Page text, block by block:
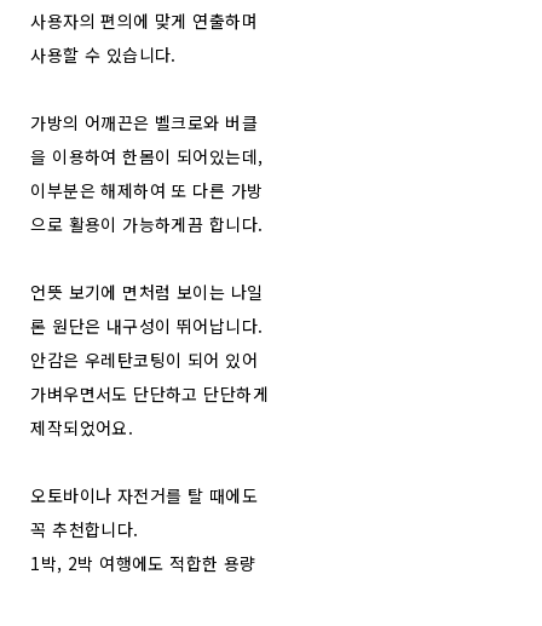
사용자의 편의에 맞게 연출하며
사용할 수 있습니다.
가방의 어깨끈은 벨크로와 버클
을 이용하여 한몸이 되어있는데,
이부분은 해제하여 또 다른 가방
으로 활용이 가능하게끔 합니다.
언뜻 보기에 면처럼 보이는 나일
론 원단은 내구성이 뛰어납니다.
안감은 우레탄코팅이 되어 있어
가벼우면서도 단단하고 단단하게
제작되었어요.
오토바이나 자전거를 탈 때에도
꼭 추천합니다.
1박, 2박 여행에도 적합한 용량